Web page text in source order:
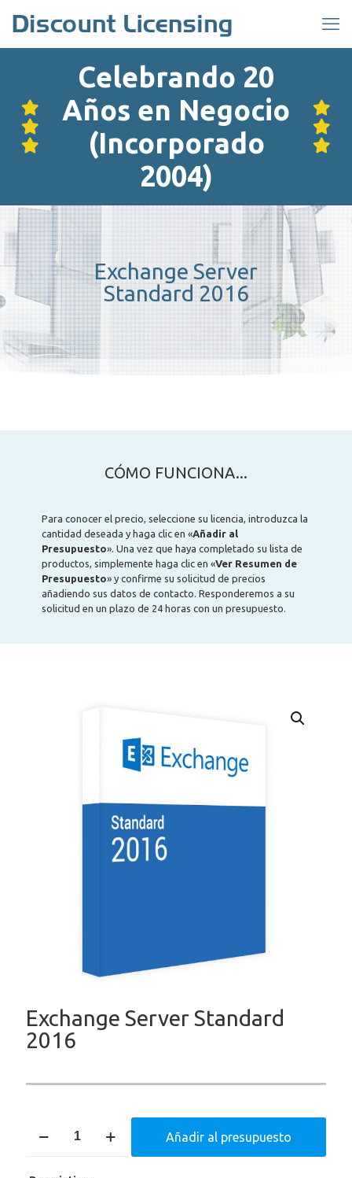
Celebrando 20
Años en Negocio
(Incorporado
2004)
Exchange Server
Standard 2016
CÓMO FUNCIONA...
Para conocer el precio, seleccione su licencia, introduzca la
cantidad deseada y haga clic en «Añadir al
Presupuesto». Una vez que haya completado su lista de
productos, simplemente haga clic en «Ver Resumen de
Presupuesto» y confirme su solicitud de precios
añadiendo sus datos de contacto. Responderemos a su
solicitud en un plazo de 24 horas con un presupuesto.
Exchange Server Standard
2016
Server
Añadir al presupuesto